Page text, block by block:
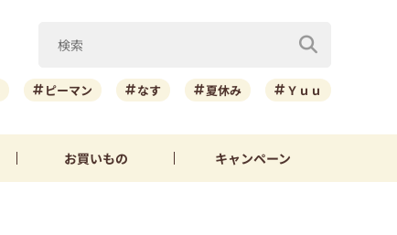
ピーマン なす 夏休み Ｙｕｕ
お買いもの キャンペーン